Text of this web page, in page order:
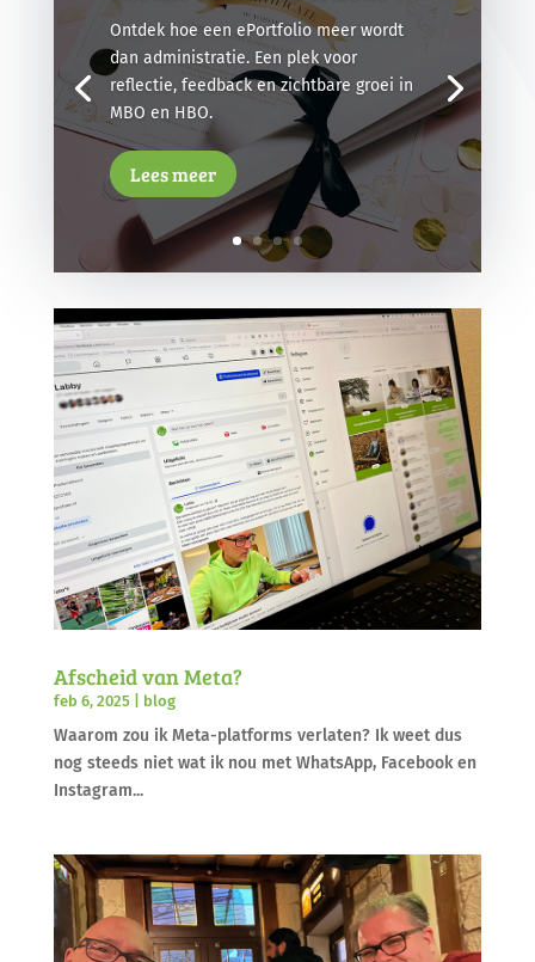
Ontdek hoe een ePortfolio meer wordt
dan administratie. Een plek voor
reflectie, feedback en zichtbare groei in
MBO en HBO.
Lees meer
Afscheid van Meta?
feb 6, 2025| blog
Waarom zou ik Meta-platforms verlaten? Ik weet dus
nog steeds niet wat ik nou met WhatsApp, Facebook en
Instagram...